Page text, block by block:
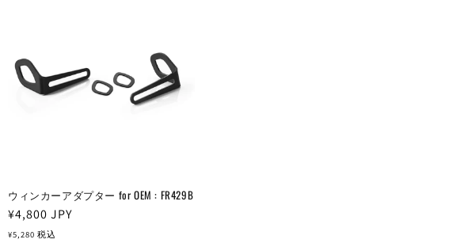
ウィンカーアダプター for OEM : FR429B
通
常
¥4,800 JPY
¥5,280 税込